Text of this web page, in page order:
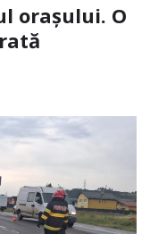
orașului. O